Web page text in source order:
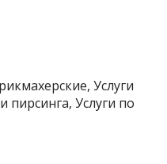
Услуги
пирсинга, Услуги по